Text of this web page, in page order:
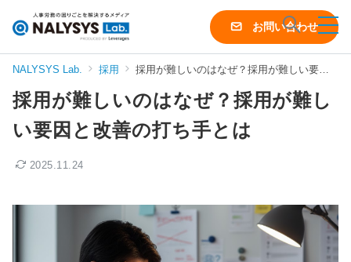
シ
ス
ラ
お問い合わせ
NALYSYS Lab. 採用 採用が難しいのはなぜ？採用が難しい要因と改善の打ち手とは
採用が難しいのはなぜ？採用が難し
い要因と改善の打ち手とは
2025.11.24